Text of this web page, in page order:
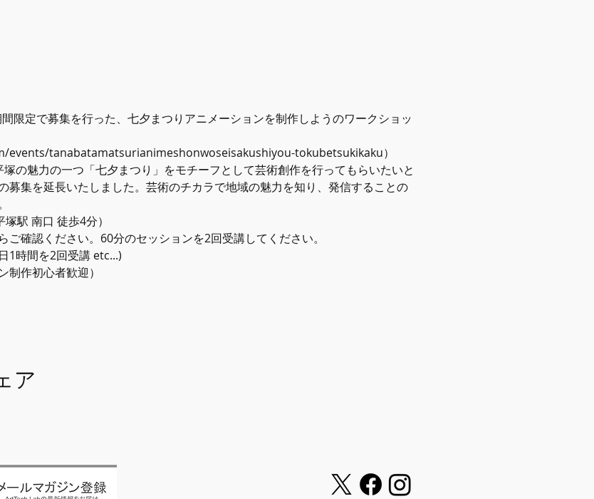
限定で募集を行った、七夕まつりアニメーションを制作しようのワークショッ
tanabatamatsurianimeshonwoseisakushiyou-tokubetsukikaku）
の魅力の一つ「七夕まつり」をモチーフとして芸術創作を行ってもらいたいと
募集を延長いたしました。芸術のチカラで地域の魅力を知り、発信することの
駅 南口 徒歩4分）
確認ください。60分のセッションを2回受講してください。
1時間を2回受講 etc...)
作初心者歓迎）
ア